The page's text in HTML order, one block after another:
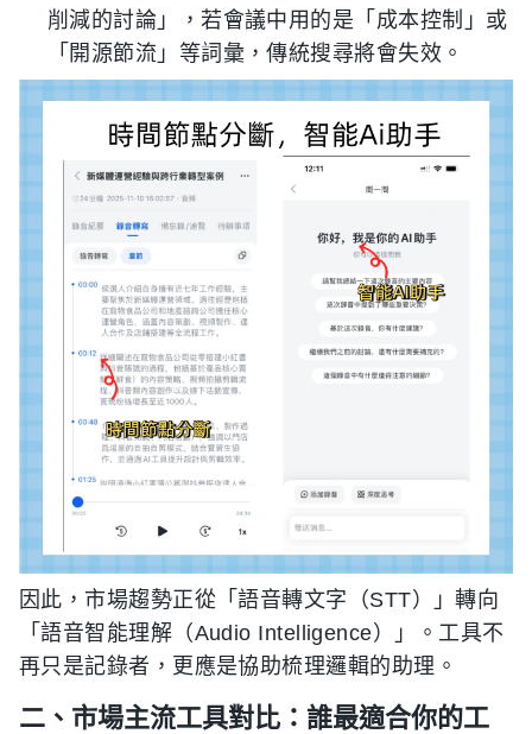
削減的討論」，若會議中用的是「成本控制」或
「開源節流」等詞彙，傳統搜尋將會失效。
因此，市場趨勢正從「語音轉文字（STT）」轉向
「語音智能理解（Audio Intelligence）」。工具不
再只是記錄者，更應是協助梳理邏輯的助理。
二、市場主流工具對比：誰最適合你的工